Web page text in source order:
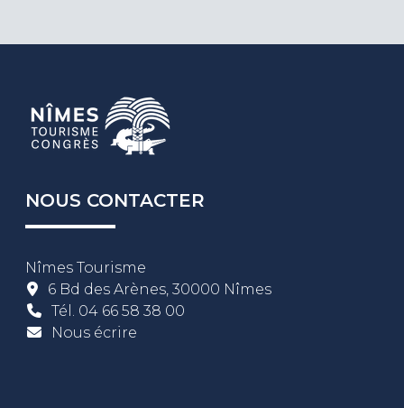
NOUS CONTACTER
Nîmes Tourisme
6 Bd des Arènes, 30000 Nîmes
Tél. 04 66 58 38 00
Nous écrire